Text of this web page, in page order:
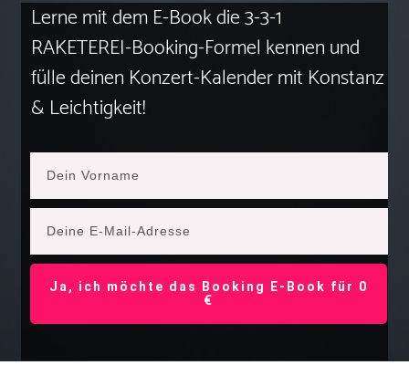
Lerne mit dem E-Book die 3-3-1
RAKETEREI-Booking-Formel kennen und
fülle deinen Konzert-Kalender mit Konstanz
& Leichtigkeit!
Ja, ich möchte das Booking E-Book für 0
€